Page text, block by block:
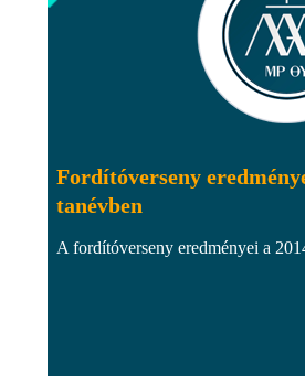
Fordítóverseny
tanévben
A fordítóverseny eredményei a